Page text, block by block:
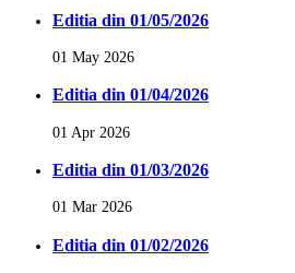
Editia din 01/05/2026
01 May 2026
Editia din 01/04/2026
01 Apr 2026
Editia din 01/03/2026
01 Mar 2026
Editia din 01/02/2026